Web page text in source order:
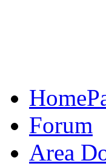
Forum
Area